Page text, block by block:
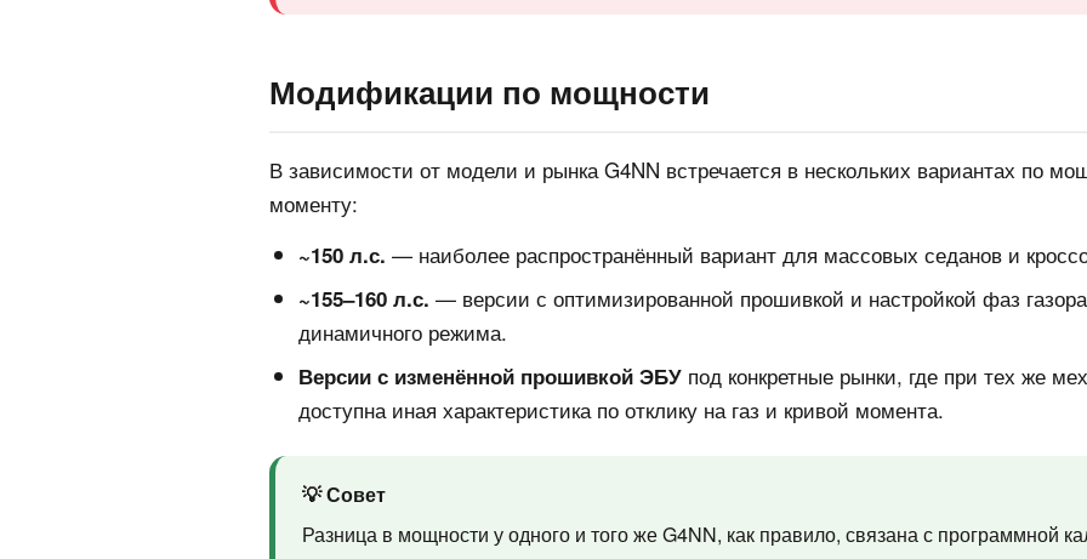
Модификации по мощности
В зависимости от модели и рынка G4NN встречается в нескольких вариантах по
моменту:
~150 л.с. — наиболее распространённый вариант для массовых седанов и
~155–160 л.с. — версии с оптимизированной прошивкой и настройкой фаз
динамичного режима.
Версии с изменённой прошивкой ЭБУ под конкретные рынки, где при тех же
доступна иная характеристика по отклику на газ и кривой момента.
💡 Совет
Разница в мощности у одного и того же G4NN, как правило, связана с программной